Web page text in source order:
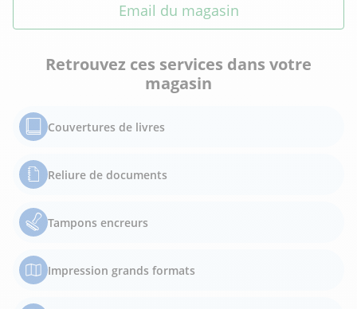
Email du magasin
Retrouvez ces services dans votre
magasin
Couvertures de livres
Reliure de documents
Tampons encreurs
Impression grands formats